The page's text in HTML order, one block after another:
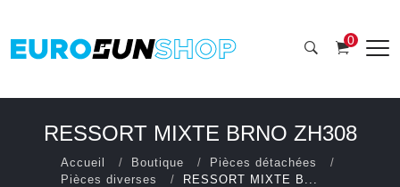
0
RESSORT MIXTE BRNO ZH308
Accueil Boutique
Pièces détachées
Pièces diverses
RESSORT MIXTE B...